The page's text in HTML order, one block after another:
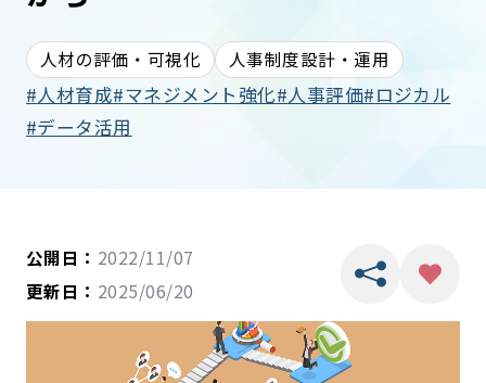
人材の評価・可視化 人事制度設計・運用
人材育成 マネジメント強化 人事評価 ロジカル
データ活用
公開日： 2022/11/07
更新日： 2025/06/20